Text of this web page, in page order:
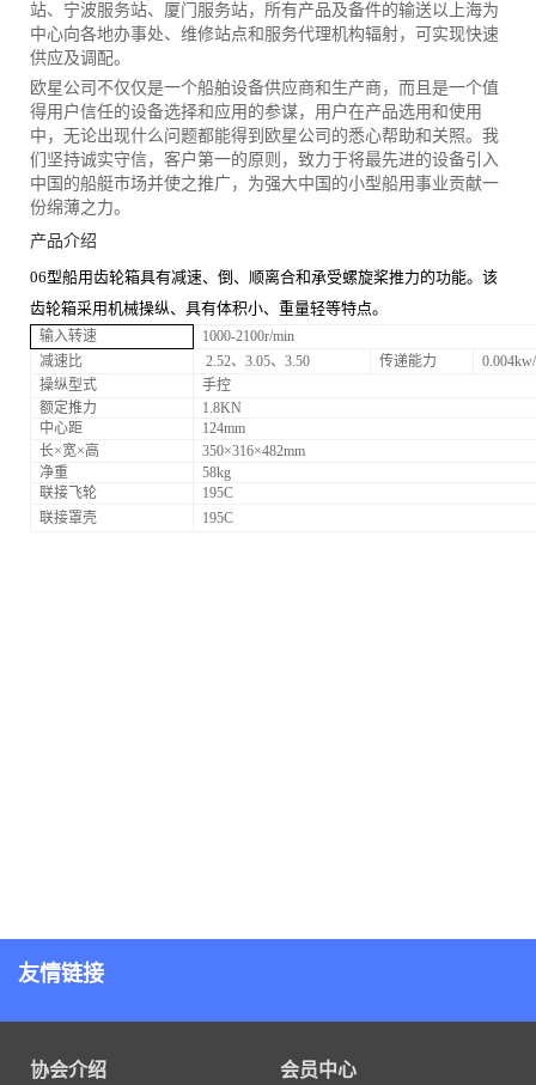
站、宁波服务站、厦门服务站，所有产品及备件的输送以上海为
中心向各地办事处、维修站点和服务代理机构辐射，可实现快速
供应及调配。
欧星公司不仅仅是一个船舶设备供应商和生产商，而且是一个值
得用户信任的设备选择和应用的参谋，用户在产品选用和使用
中，无论出现什么问题都能得到欧星公司的悉心帮助和关照。我
们坚持诚实守信，客户第一的原则，致力于将最先进的设备引入
中国的船艇市场并使之推广，为强大中国的小型船用事业贡献一
份绵薄之力。
产品介绍
06型船用齿轮箱具有减速、倒、顺离合和承受螺旋桨推力的功能。该
齿轮箱采用机械操纵、具有体积小、重量轻等特点。
输入转速
1000-2100r/min
减速比
2.52、3.05、3.50 传递能力 0.
操纵型式
手控
额定推力
1.8KN
中心距
124mm
长×宽×高
350×316×482mm
净重
58kg
联接飞轮
195C
联接罩壳
195C
友情链接
协会介绍 会员中心